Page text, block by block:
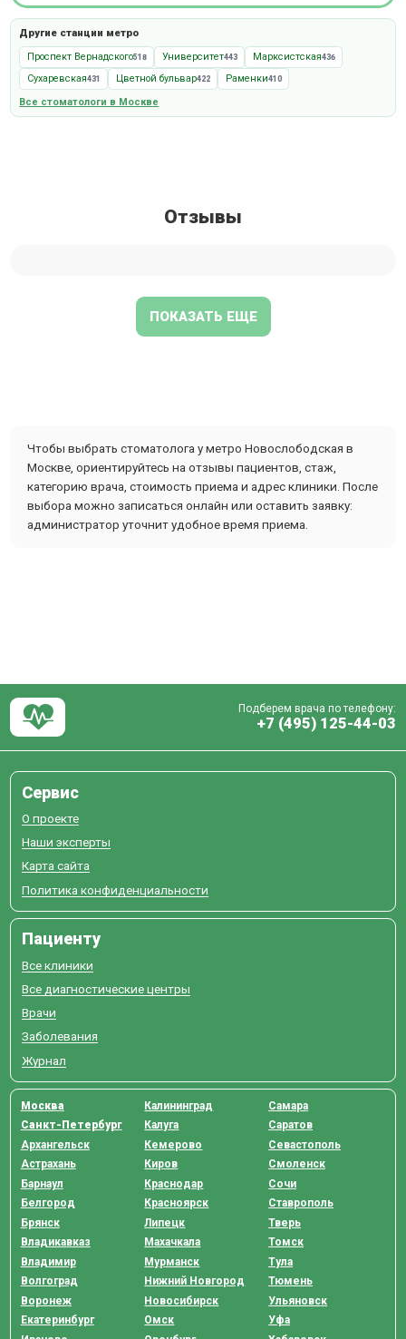
Другие станции метро
Проспект Вернадского518 Университет443 Марксистская436
Сухаревская431 Цветной бульвар422 Раменки410
Все стоматологи в Москве
Отзывы
ПОКАЗАТЬ ЕЩЕ
Чтобы выбрать стоматолога у метро Новослободская в
Москве, ориентируйтесь на отзывы пациентов, стаж,
категорию врача, стоимость приема и адрес клиники. После
выбора можно записаться онлайн или оставить заявку:
администратор уточнит удобное время приема.
Подберем врача по телефону:
+7 (495) 125-44-03
Сервис
О проекте
Наши эксперты
Карта сайта
Политика конфиденциальности
Пациенту
Все клиники
Все диагностические центры
Врачи
Заболевания
Журнал
Москва
Санкт-Петербург
Архангельск
Астрахань
Барнаул
Белгород
Брянск
Владикавказ
Владимир
Волгоград
Воронеж
Екатеринбург
Калининград
Калуга
Кемерово
Киров
Краснодар
Красноярск
Липецк
Махачкала
Мурманск
Нижний Новгород
Новосибирск
Омск
Самара
Саратов
Севастополь
Смоленск
Сочи
Ставрополь
Тверь
Томск
Тула
Тюмень
Ульяновск
Уфа